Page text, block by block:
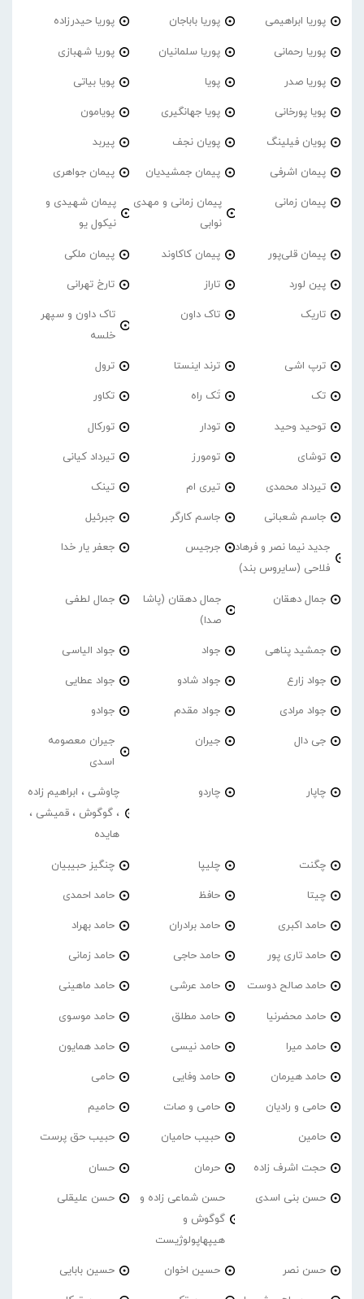
پوریا ابراهیمی پوریا باباجان پوریا حیدرزاده
پوریا رحمانی پوریا سلمانیان پوریا شهبازی
پوریا صدر پویا پویا بیاتی
پویا پورخانی پویا جهانگیری پویامون
پویان فیلینگ پویان نجف پیربد
پیمان اشرفی پیمان جمشیدیان پیمان جواهری
پیمان زمانی
پیمان زمانی و مهدی
نوابی
پیمان شهیدی و
نیکول یو
پیمان قلی‌پور پیمان کاکاوند پیمان ملکی
پین لورد تاراز تارخ تهرانی
تاریک تاک داون
تاک داون و سپهر
خلسه
ترپ اشی ترند اینستا ترول
تک تَک راه تکاور
توحید وحید تودار تورکال
توشای تومورز تیرداد کیانی
تیرداد محمدی تیری ام تینک
جاسم شعبانی جاسم کارگر جبرئیل
جدید نیما نصر و فرهاد
فلاحی (سایروس بند)
جرجیس جعفر یار خدا
جمال دهقان
جمال دهقان (پاشا
صدا)
جمال لطفی
جمشید پناهی جواد جواد الیاسی
جواد زارع جواد شادو جواد عطایی
جواد مرادی جواد مقدم جوادو
جی دال جیران
جیران معصومه
اسدی
چاپار چاردو
چاوشی ، ابراهیم زاده
، گوگوش ، قمیشی ،
هایده
چگنت چلیپا چنگیز حبیبیان
چیتا حافظ حامد احمدی
حامد اکبری حامد برادران حامد بهراد
حامد تاری پور حامد حاجی حامد زمانی
حامد صالح دوست حامد عرشی حامد ماهینی
حامد محضرنیا حامد مطلق حامد موسوی
حامد میرا حامد نیسی حامد همایون
حامد هیرمان حامد وفایی حامی
حامی و رادیان حامی و صات حامیم
حامین حبیب حامیان حبیب حق پرست
حجت اشرف زاده حرمان حسان
حسن بنی اسدی
حسن شماعی زاده و
گوگوش و
هیپهاپولوژیست
حسن علیقلی
حسن نصر حسین اخوان حسین بابایی